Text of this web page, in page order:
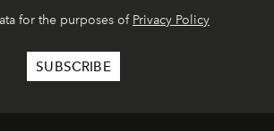
for the purposes of Privacy Policy